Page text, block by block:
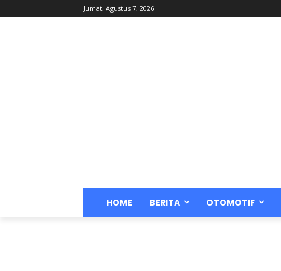
Jumat, Agustus 7, 2026
HOME BERITA OTOMOTIF